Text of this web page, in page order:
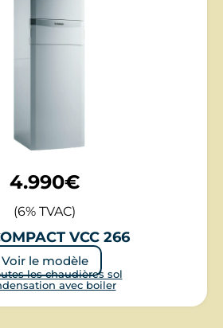
4.990€
(6% TVAC)
VCC 266
Voir le modèle
les chaudières sol
avec boiler